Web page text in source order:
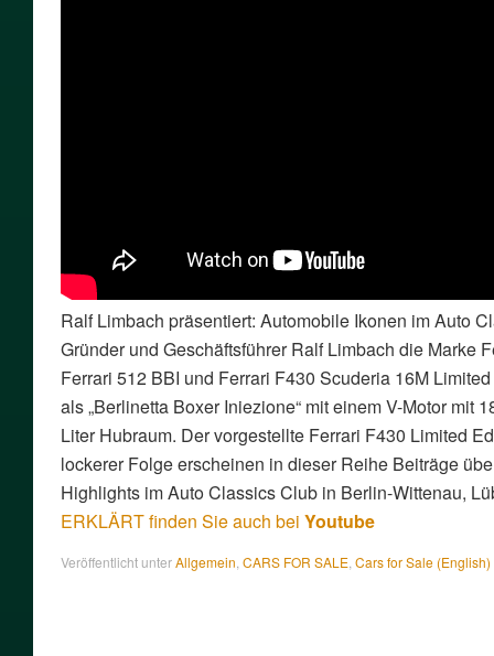
Ralf Limbach präsentiert: Automobile Ikonen im Auto
Gründer und Geschäftsführer Ralf Limbach die Marke
Ferrari 512 BBI und Ferrari F430 Scuderia 16M
als „Berlinetta Boxer Iniezione“ mit einem V-Motor mit
Liter Hubraum. Der vorgestellte Ferrari F430 Limited
lockerer Folge erscheinen in dieser Reihe Beiträge
Highlights im Auto Classics Club in Berlin-Wittenau,
ERKLÄRT finden Sie auch bei Youtube
Veröffentlicht unterAllgemein CARS FOR SALE Cars for Sale (English)